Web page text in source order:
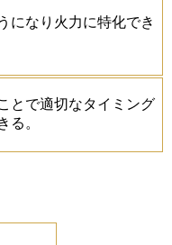
になり火力に特化でき
とで適切なタイミング
る。